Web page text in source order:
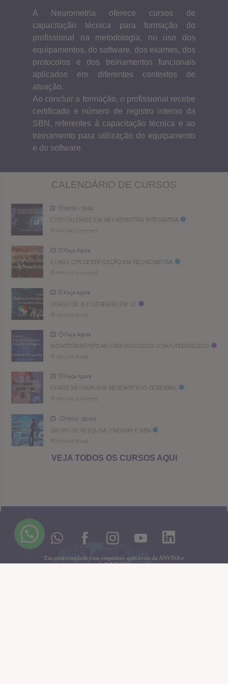
A Neurometria oferece cursos de
capacitação técnica para formação do
profissional na metodologia, no uso dos
equipamentos, do software, dos exames, dos
protocolos e dos treinamentos funcionais
aplicados em diferentes contextos de
atuação.
Ao concluir a formação, o profissional recebe
certificado e número de registro interno da
SBN, referentes à capacitação técnica e ao
treinamento para utilização do equipamento
e do software.
CALENDÁRIO DE CURSOS
VEJA TODOS OS CURSOS AQUI
Em conformidade com requisitos aplicáveis da ANVISA e
do INMETRO